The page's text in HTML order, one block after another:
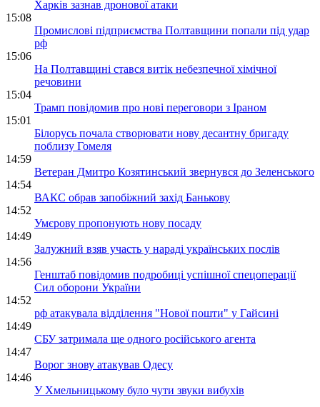
Харків зазнав дронової атаки
15:08
Промислові підприємства Полтавщини попали під удар
рф
15:06
На Полтавщині стався витік небезпечної хімічної
речовини
15:04
Трамп повідомив про нові переговори з Іраном
15:01
Білорусь почала створювати нову десантну бригаду
поблизу Гомеля
14:59
Ветеран Дмитро Козятинський звернувся до Зеленського
14:54
ВАКС обрав запобіжний захід Банькову
14:52
Умєрову пропонують нову посаду
14:49
Залужний взяв участь у нараді українських послів
14:56
Генштаб повідомив подробиці успішної спецоперації
Сил оборони України
14:52
рф атакувала відділення "Нової пошти" у Гайсині
14:49
СБУ затримала ще одного російського агента
14:47
Ворог знову атакував Одесу
14:46
У Хмельницькому було чути звуки вибухів